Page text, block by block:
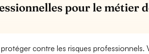
pour le métier
contre les risques professionnels.